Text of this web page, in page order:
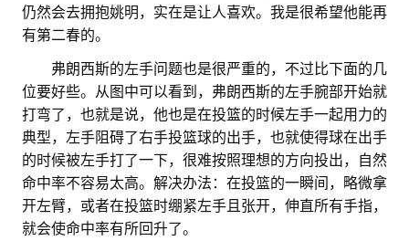
仍然会去拥抱姚明，实在是让人喜欢。我是很希望他能再
有第二春的。
弗朗西斯的左手问题也是很严重的，不过比下面的几
位要好些。从图中可以看到，弗朗西斯的左手腕部开始就
打弯了，也就是说，他也是在投篮的时候左手一起用力的
典型，左手阻碍了右手投篮球的出手，也就使得球在出手
的时候被左手打了一下，很难按照理想的方向投出，自然
命中率不容易太高。解决办法：在投篮的一瞬间，略微拿
开左臂，或者在投篮时绷紧左手且张开，伸直所有手指，
就会使命中率有所回升了。